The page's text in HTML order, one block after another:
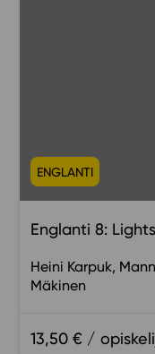
ENGLANTI
Englanti 8: Lights
Heini Karpuk
Mäkinen
13,50 € /